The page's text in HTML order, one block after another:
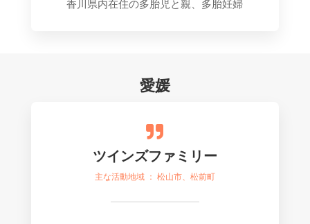
香川県内在住の多胎児と親、多胎妊婦
愛媛

ツインズファミリー
主な活動地域 ： 松山市、松前町